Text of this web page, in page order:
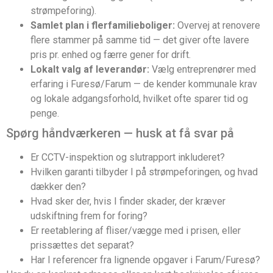
strømpeforing).
Samlet plan i flerfamilieboliger: Overvej at renovere
flere stammer på samme tid — det giver ofte lavere
pris pr. enhed og færre gener for drift.
Lokalt valg af leverandør: Vælg entreprenører med
erfaring i Furesø/Farum — de kender kommunale krav
og lokale adgangsforhold, hvilket ofte sparer tid og
penge.
Spørg håndværkeren — husk at få svar på
Er CCTV-inspektion og slutrapport inkluderet?
Hvilken garanti tilbyder I på strømpeforingen, og hvad
dækker den?
Hvad sker der, hvis I finder skader, der kræver
udskiftning frem for foring?
Er reetablering af fliser/vægge med i prisen, eller
prissættes det separat?
Har I referencer fra lignende opgaver i Farum/Furesø?